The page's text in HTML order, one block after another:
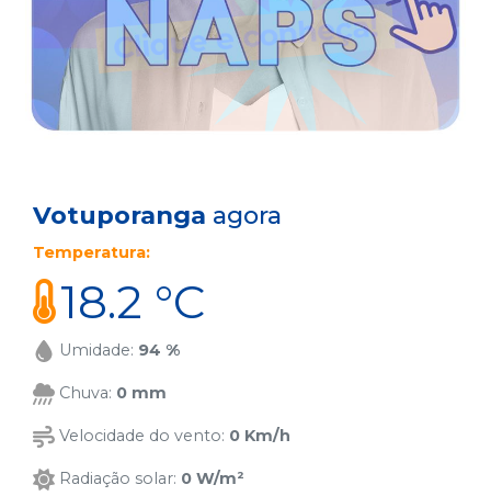
Votuporanga agora
Temperatura:
18.2 °C
Umidade: 94 %
Chuva: 0 mm
Velocidade do vento: 0 Km/h
Radiação solar: 0 W/m²